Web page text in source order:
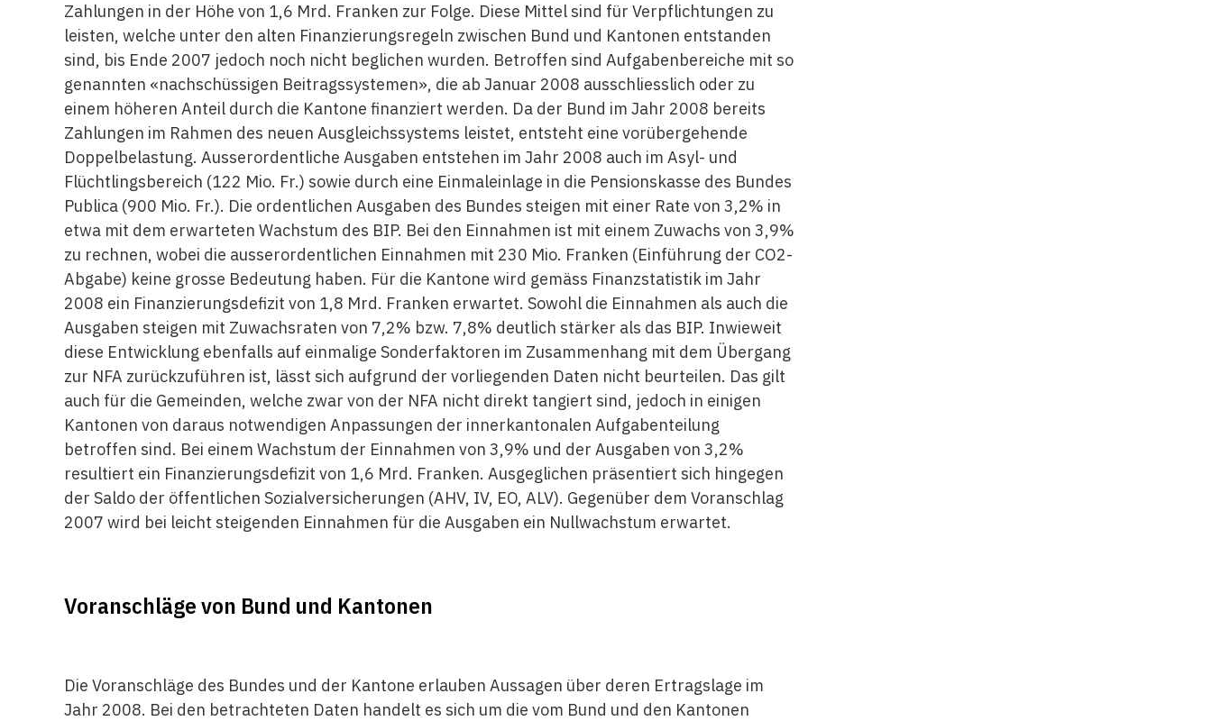
Zahlungen in der Höhe von 1,6 Mrd. Franken zur Folge. Diese Mittel sind für Verpflichtungen zu
leisten, welche unter den alten Finanzierungsregeln zwischen Bund und Kantonen entstanden
sind, bis Ende 2007 jedoch noch nicht beglichen wurden. Betroffen sind Aufgabenbereiche mit so
genannten «nachschüssigen Beitragssystemen», die ab Januar 2008 ausschliesslich oder zu
einem höheren Anteil durch die Kantone finanziert werden. Da der Bund im Jahr 2008 bereits
Zahlungen im Rahmen des neuen Ausgleichssystems leistet, entsteht eine vorübergehende
Doppelbelastung. Ausserordentliche Ausgaben entstehen im Jahr 2008 auch im Asyl- und
Flüchtlingsbereich (122 Mio. Fr.) sowie durch eine Einmaleinlage in die Pensionskasse des Bundes
Publica (900 Mio. Fr.). Die ordentlichen Ausgaben des Bundes steigen mit einer Rate von 3,2% in
etwa mit dem erwarteten Wachstum des BIP. Bei den Einnahmen ist mit einem Zuwachs von 3,9%
zu rechnen, wobei die ausserordentlichen Einnahmen mit 230 Mio. Franken (Einführung der CO2-
Abgabe) keine grosse Bedeutung haben. Für die Kantone wird gemäss Finanzstatistik im Jahr
2008 ein Finanzierungsdefizit von 1,8 Mrd. Franken erwartet. Sowohl die Einnahmen als auch die
Ausgaben steigen mit Zuwachsraten von 7,2% bzw. 7,8% deutlich stärker als das BIP. Inwieweit
diese Entwicklung ebenfalls auf einmalige Sonderfaktoren im Zusammenhang mit dem Übergang
zur NFA zurückzuführen ist, lässt sich aufgrund der vorliegenden Daten nicht beurteilen. Das gilt
auch für die Gemeinden, welche zwar von der NFA nicht direkt tangiert sind, jedoch in einigen
Kantonen von daraus notwendigen Anpassungen der innerkantonalen Aufgabenteilung
betroffen sind. Bei einem Wachstum der Einnahmen von 3,9% und der Ausgaben von 3,2%
resultiert ein Finanzierungsdefizit von 1,6 Mrd. Franken. Ausgeglichen präsentiert sich hingegen
der Saldo der öffentlichen Sozialversicherungen (AHV, IV, EO, ALV). Gegenüber dem Voranschlag
2007 wird bei leicht steigenden Einnahmen für die Ausgaben ein Nullwachstum erwartet.
Voranschläge von Bund und Kantonen
Die Voranschläge des Bundes und der Kantone erlauben Aussagen über deren Ertragslage im
Jahr 2008. Bei den betrachteten Daten handelt es sich um die vom Bund und den Kantonen